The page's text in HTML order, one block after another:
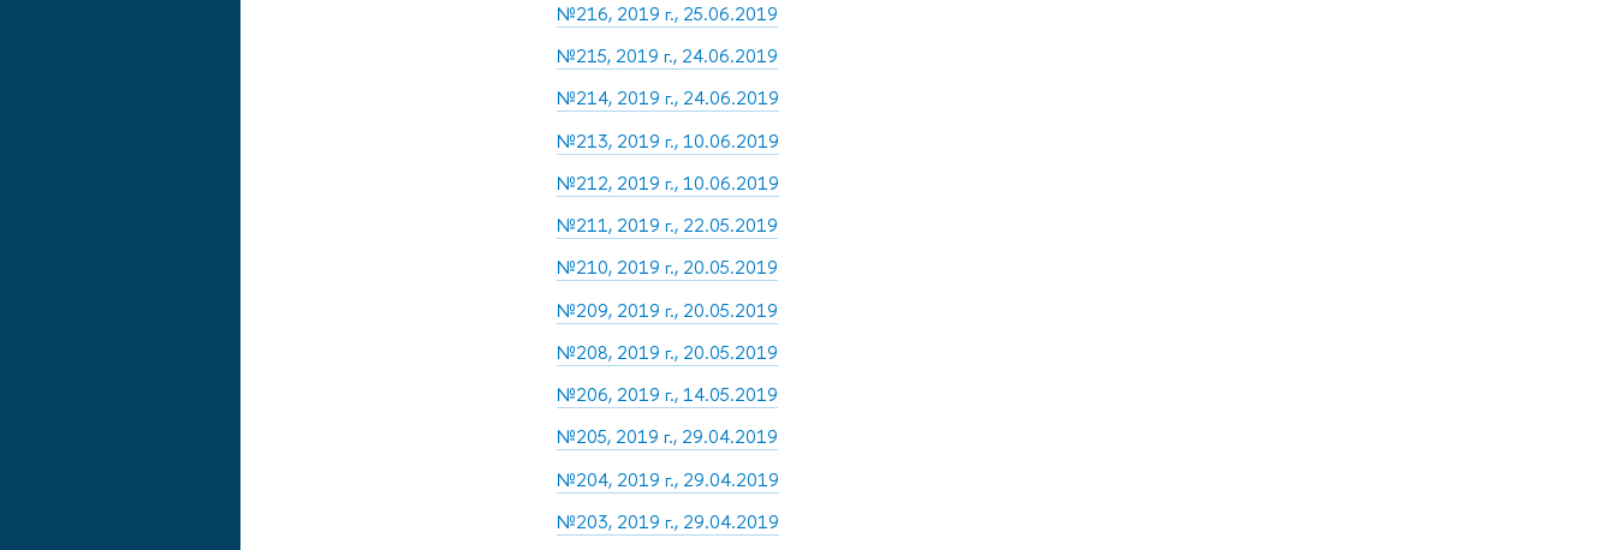
№216, 2019 г., 25.06.2019
№215, 2019 г., 24.06.2019
№214, 2019 г., 24.06.2019
№213, 2019 г., 10.06.2019
№212, 2019 г., 10.06.2019
№211, 2019 г., 22.05.2019
№210, 2019 г., 20.05.2019
№209, 2019 г., 20.05.2019
№208, 2019 г., 20.05.2019
№206, 2019 г., 14.05.2019
№205, 2019 г., 29.04.2019
№204, 2019 г., 29.04.2019
№203, 2019 г., 29.04.2019